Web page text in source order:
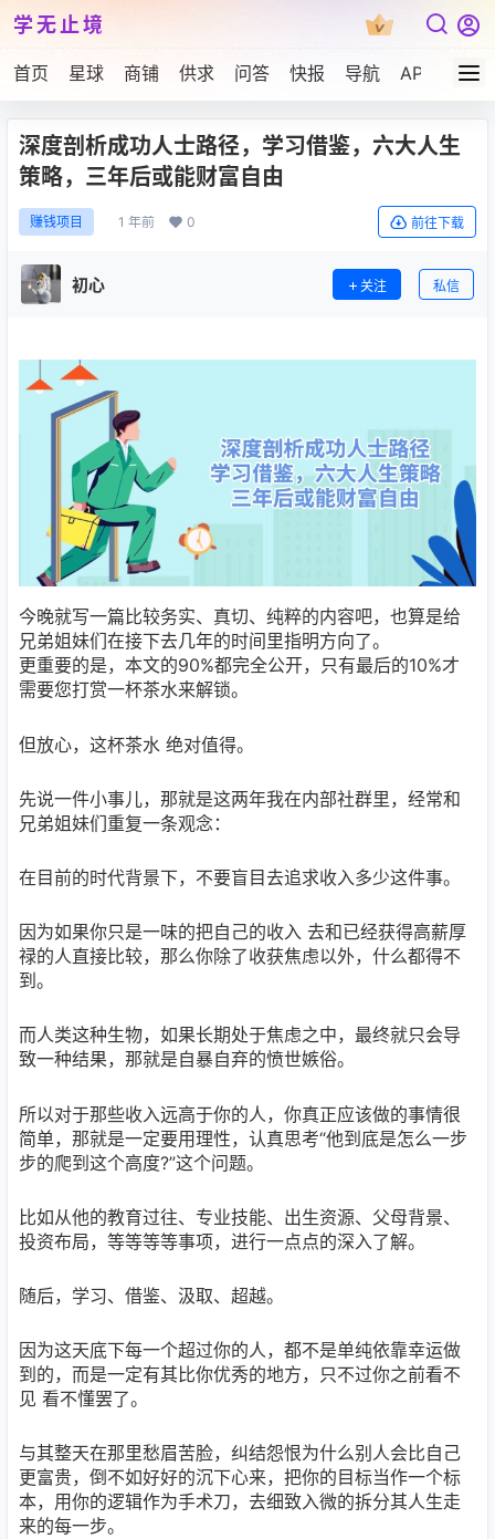
学无止境
首页 星球 商铺 供求 问答 快报 导航 APP下载
深度剖析成功人士路径，学习借鉴，六大人生
策略，三年后或能财富自由
赚钱项目 1 年前 0 前往下载
初心 关注 私信
今晚就写一篇比较务实、真切、纯粹的内容吧，也算是给
兄弟姐妹们在接下去几年的时间里指明方向了。
更重要的是，本文的90%都完全公开，只有最后的10%才
需要您打赏一杯茶水来解锁。
但放心，这杯茶水 绝对值得。
先说一件小事儿，那就是这两年我在内部社群里，经常和
兄弟姐妹们重复一条观念：
在目前的时代背景下，不要盲目去追求收入多少这件事。
因为如果你只是一味的把自己的收入 去和已经获得高薪厚
禄的人直接比较，那么你除了收获焦虑以外，什么都得不
到。
而人类这种生物，如果长期处于焦虑之中，最终就只会导
致一种结果，那就是自暴自弃的愤世嫉俗。
所以对于那些收入远高于你的人，你真正应该做的事情很
简单，那就是一定要用理性，认真思考“他到底是怎么一步
步的爬到这个高度?”这个问题。
比如从他的教育过往、专业技能、出生资源、父母背景、
投资布局，等等等等事项，进行一点点的深入了解。
随后，学习、借鉴、汲取、超越。
因为这天底下每一个超过你的人，都不是单纯依靠幸运做
到的，而是一定有其比你优秀的地方，只不过你之前看不
见 看不懂罢了。
与其整天在那里愁眉苦脸，纠结怨恨为什么别人会比自己
更富贵，倒不如好好的沉下心来，把你的目标当作一个标
本，用你的逻辑作为手术刀，去细致入微的拆分其人生走
来的每一步。